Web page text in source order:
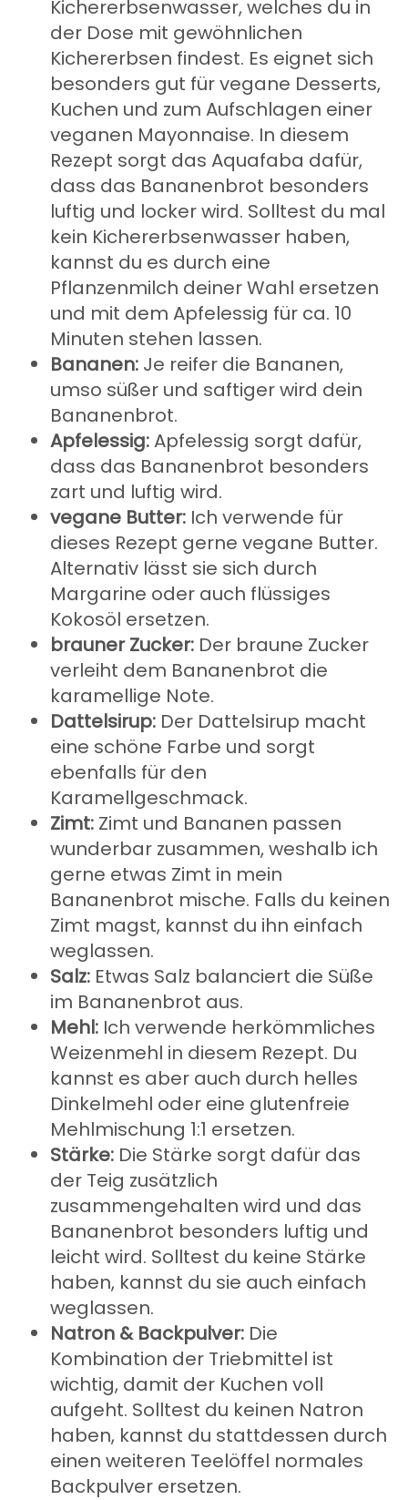
Kichererbsenwasser, welches du in
der Dose mit gewöhnlichen
Kichererbsen findest. Es eignet sich
besonders gut für vegane Desserts,
Kuchen und zum Aufschlagen einer
veganen Mayonnaise. In diesem
Rezept sorgt das Aquafaba dafür,
dass das Bananenbrot besonders
luftig und locker wird. Solltest du mal
kein Kichererbsenwasser haben,
kannst du es durch eine
Pflanzenmilch deiner Wahl ersetzen
und mit dem Apfelessig für ca. 10
Minuten stehen lassen.
Bananen: Je reifer die Bananen,
umso süßer und saftiger wird dein
Bananenbrot.
Apfelessig:Apfelessig sorgt dafür,
dass das Bananenbrot besonders
zart und luftig wird.
vegane Butter: Ich verwende für
dieses Rezept gerne vegane Butter.
Alternativ lässt sie sich durch
Margarine oder auch flüssiges
Kokosöl ersetzen.
brauner Zucker: Der braune Zucker
verleiht dem Bananenbrot die
karamellige Note.
Dattelsirup: Der Dattelsirup macht
eine schöne Farbe und sorgt
ebenfalls für den
Karamellgeschmack.
Zimt: Zimt und Bananen passen
wunderbar zusammen, weshalb ich
gerne etwas Zimt in mein
Bananenbrot mische. Falls du keinen
Zimt magst, kannst du ihn einfach
weglassen.
Salz: Etwas Salz balanciert die Süße
im Bananenbrot aus.
Mehl: Ich verwende herkömmliches
Weizenmehl in diesem Rezept. Du
kannst es aber auch durch helles
Dinkelmehl oder eine glutenfreie
Mehlmischung 1:1 ersetzen.
Stärke: Die Stärke sorgt dafür das
der Teig zusätzlich
zusammengehalten wird und das
Bananenbrot besonders luftig und
leicht wird. Solltest du keine Stärke
haben, kannst du sie auch einfach
weglassen.
Natron & Backpulver: Die
Kombination der Triebmittel ist
wichtig, damit der Kuchen voll
aufgeht. Solltest du keinen Natron
haben, kannst du stattdessen durch
einen weiteren Teelöffel normales
Backpulver ersetzen.